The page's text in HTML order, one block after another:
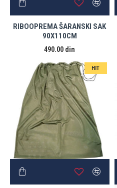
RIBOOPREMA ŠARANSKI SAK
90X110CM
490.00 din
HIT